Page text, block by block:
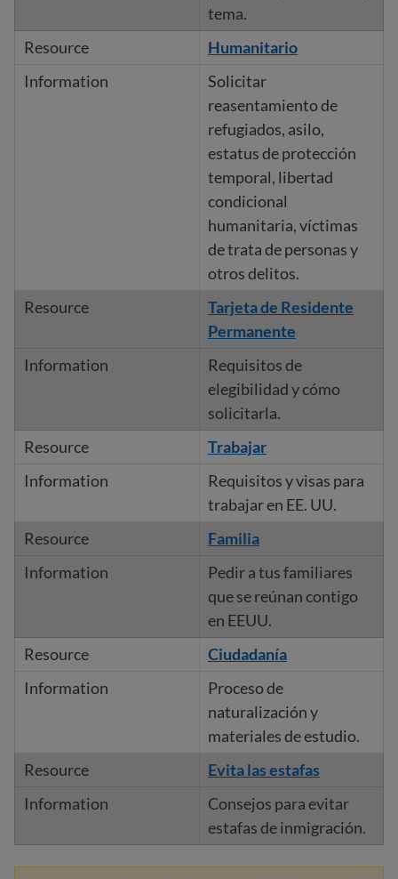
tema.
Humanitario
Solicitar
reasentamiento de
refugiados, asilo,
estatus de protección
temporal, libertad
condicional
humanitaria, víctimas
de trata de personas y
otros delitos.
Tarjeta de Residente
Permanente
Requisitos de
elegibilidad y cómo
solicitarla.
Trabajar
Requisitos y visas para
trabajar en EE. UU.
Familia
Pedir a tus familiares
que se reúnan contigo
en EEUU.
Ciudadanía
Proceso de
naturalización y
materiales de estudio.
Evita las estafas
Consejos para evitar
estafas de inmigración.